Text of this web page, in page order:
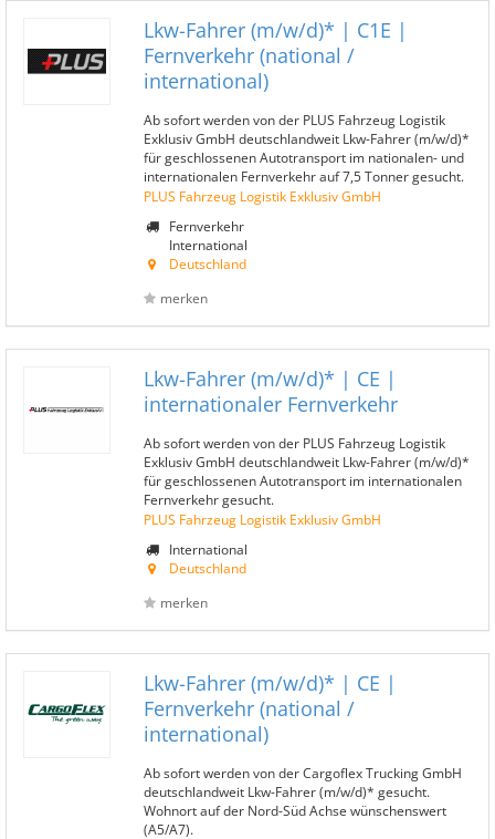
Lkw-Fahrer (m/w/d)* | C1E |
Fernverkehr (national /
international)
Ab sofort werden von der PLUS Fahrzeug Logistik
Exklusiv GmbH deutschlandweit Lkw-Fahrer (m/w/d)*
für geschlossenen Autotransport im nationalen- und
internationalen Fernverkehr auf 7,5 Tonner gesucht.
PLUS Fahrzeug Logistik Exklusiv GmbH
Fernverkehr
International
Deutschland
merken
Lkw-Fahrer (m/w/d)* | CE |
internationaler Fernverkehr
Ab sofort werden von der PLUS Fahrzeug Logistik
Exklusiv GmbH deutschlandweit Lkw-Fahrer (m/w/d)*
für geschlossenen Autotransport im internationalen
Fernverkehr gesucht.
PLUS Fahrzeug Logistik Exklusiv GmbH
International
Deutschland
merken
Lkw-Fahrer (m/w/d)* | CE |
Fernverkehr (national /
international)
Ab sofort werden von der Cargoflex Trucking GmbH
deutschlandweit Lkw-Fahrer (m/w/d)* gesucht.
Wohnort auf der Nord-Süd Achse wünschenswert
(A5/A7).